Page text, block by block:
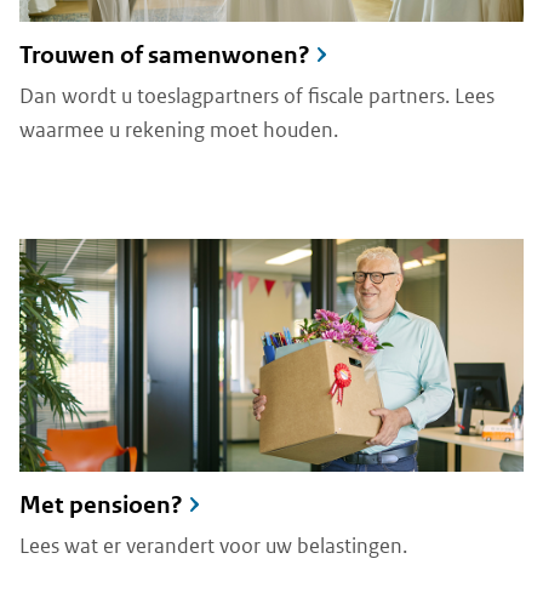
Trouwen of samenwonen?
Dan wordt u toeslagpartners of fiscale partners. Lees
waarmee u rekening moet houden.
Met pensioen?
Lees wat er verandert voor uw belastingen.